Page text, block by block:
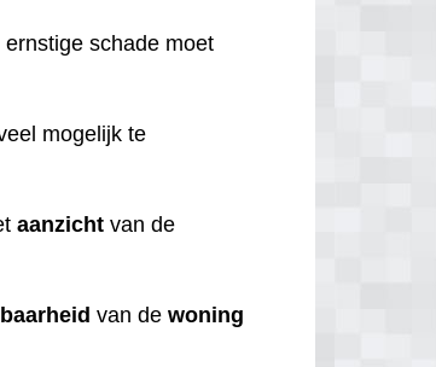
schade moet
mogelijk te
aanzicht van de
van dewoning